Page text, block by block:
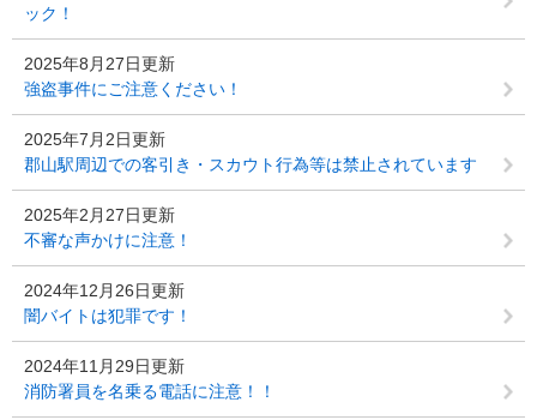
ック！
2025年8月27日更新
強盗事件にご注意ください！
2025年7月2日更新
郡山駅周辺での客引き・スカウト行為等は禁止されています
2025年2月27日更新
不審な声かけに注意！
2024年12月26日更新
闇バイトは犯罪です！
2024年11月29日更新
消防署員を名乗る電話に注意！！